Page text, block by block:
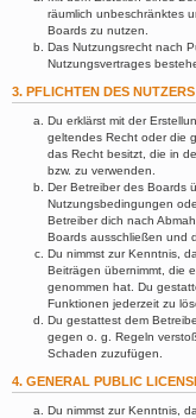
räumlich unbeschränktes
Boards zu nutzen.
Das Nutzungsrecht nach
Nutzungsvertrages
3. PFLICHTEN DES NUTZERS
Du erklärst mit der
geltendes Recht oder die
das Recht besitzt, die in
bzw. zu verwenden.
Der Betreiber des Boards
Nutzungsbedingungen
Betreiber dich nach
Boards ausschließen und
Du nimmst zur Kenntnis,
Beiträgen übernimmt, die
genommen hat. Du
Funktionen jederzeit zu
Du gestattest dem
gegen o. g. Regeln
Schaden zuzufügen.
4. GENERAL PUBLIC
Du nimmst zur Kenntnis,